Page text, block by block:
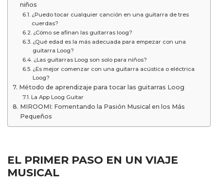
niños
¿Puedo tocar cualquier canción en una guitarra de tres
cuerdas?
¿Cómo se afinan las guitarras loog?
¿Qué edad es la más adecuada para empezar con una
guitarra Loog?
¿Las guitarras Loog son solo para niños?
¿Es mejor comenzar con una guitarra acústica o eléctrica
Loog?
Método de aprendizaje para tocar las guitarras Loog
La App Loog Guitar
MIROOMI: Fomentando la Pasión Musical en los Más
Pequeños
EL PRIMER PASO EN UN VIAJE
MUSICAL